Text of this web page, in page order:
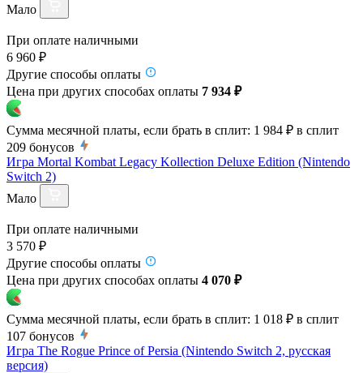
Мало
При оплате наличными
6 960 ₽
Другие способы оплаты
Цена при других способах оплаты 7 934 ₽
Сумма месячной платы, если брать в сплит: 1 984 ₽ в сплит
209 бонусов
Игра Mortal Kombat Legacy Kollection Deluxe Edition (Nintendo
Switch 2)
Мало
При оплате наличными
3 570 ₽
Другие способы оплаты
Цена при других способах оплаты 4 070 ₽
Сумма месячной платы, если брать в сплит: 1 018 ₽ в сплит
107 бонусов
Игра The Rogue Prince of Persia (Nintendo Switch 2, русская
версия)